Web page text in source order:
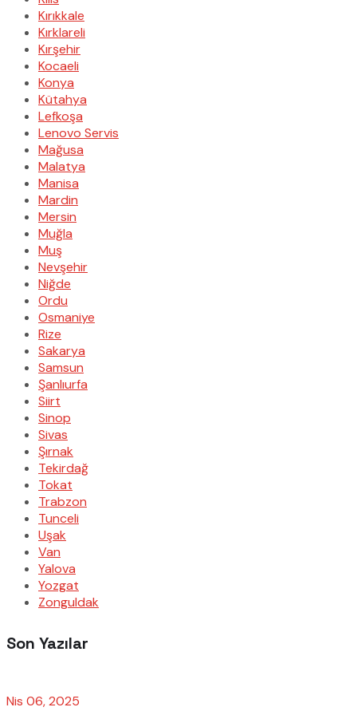
Kırıkkale
Kırklareli
Kırşehir
Kocaeli
Konya
Kütahya
Lefkoşa
Lenovo Servis
Mağusa
Malatya
Manisa
Mardin
Mersin
Muğla
Muş
Nevşehir
Niğde
Ordu
Osmaniye
Rize
Sakarya
Samsun
Şanlıurfa
Siirt
Sinop
Sivas
Şırnak
Tekirdağ
Tokat
Trabzon
Tunceli
Uşak
Van
Yalova
Yozgat
Zonguldak
Son Yazılar
Nis 06, 2025